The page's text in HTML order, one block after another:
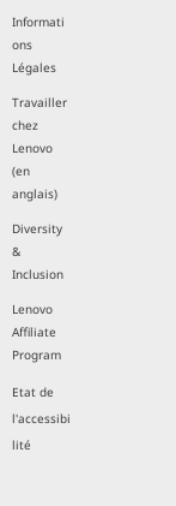
Informati
ons
Légales
Travailler
chez
Lenovo
(en
anglais)
Diversity
&
Inclusion
Lenovo
Affiliate
Program
Etat de
l'accessibi
lité